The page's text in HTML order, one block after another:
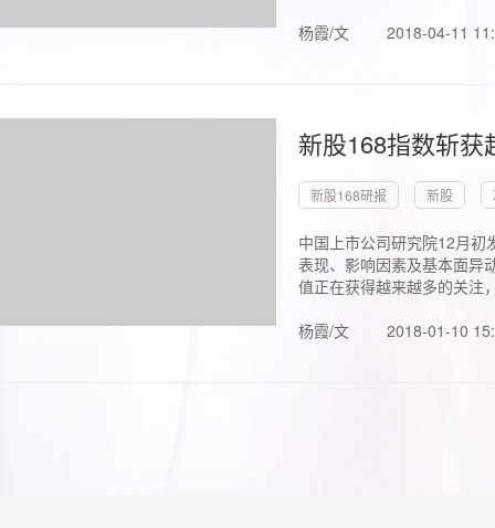
杨霞/文
2018-04-11
新股168指数斩
新股168研报 新股
中国上市公司研究院12月初
表现、影响因素及基本面异
值正在获得越来越多的关注
杨霞/文
2018-01-10